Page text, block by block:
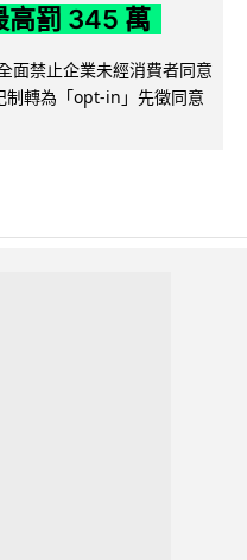
高罰 345 萬
面禁止企業未經消費者同意
轉為「opt-in」先徵同意